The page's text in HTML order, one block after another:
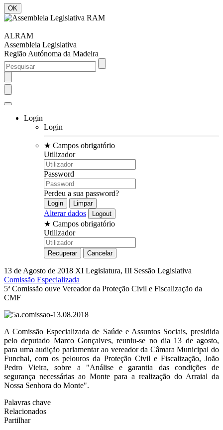
ALRAM
Assembleia Legislativa
Região Autónoma da Madeira
Login
Login
★ Campos obrigatório
Utilizador
Password
Perdeu a sua password?
Alterar dados
★ Campos obrigatório
Utilizador
13 de Agosto de 2018 XI Legislatura, III Sessão Legislativa
Comissão Especializada
5ª Comissão ouve Vereador da Proteção Civil e Fiscalização da
CMF
A Comissão Especializada de Saúde e Assuntos Sociais, presidida
pelo deputado Marco Gonçalves, reuniu-se no dia 13 de agosto,
para uma audição parlamentar ao vereador da Câmara Municipal do
Funchal, com os pelouros da Proteção Civil e Fiscalização, João
Pedro Vieira, sobre a "Análise e garantia das condições de
segurança necessárias ao Monte para a realização do Arraial da
Nossa Senhora do Monte".
Palavras chave
Relacionados
Partilhar